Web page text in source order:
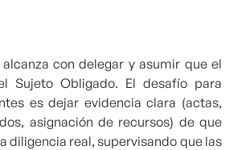
alcanza con delegar y asumir que el
Sujeto Obligado. El desafío para
es dejar evidencia clara (actas,
asignación de recursos) de que
diligencia real, supervisando que las